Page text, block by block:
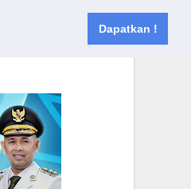
Dapatkan !
Kontak